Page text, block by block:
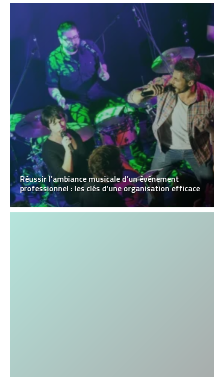
Réussir l’ambiance musicale d’un événement
professionnel : les clés d’une organisation efficace